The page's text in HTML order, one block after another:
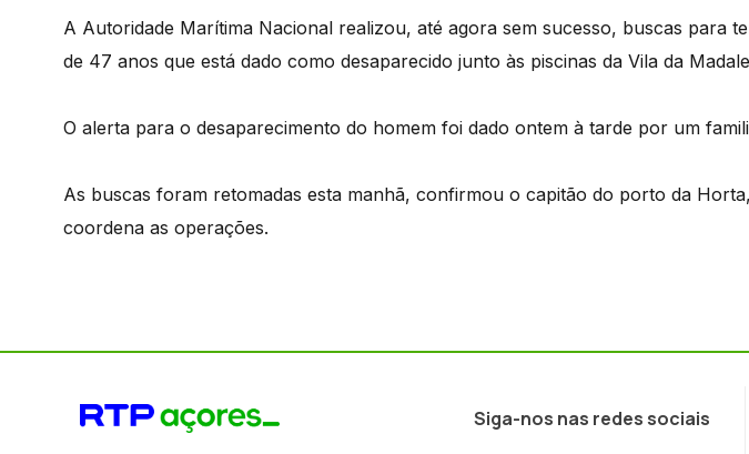
A Autoridade Marítima Nacional realizou, até agora sem sucesso, buscas para
de 47 anos que está dado como desaparecido junto às piscinas da Vila da
O alerta para o desaparecimento do homem foi dado ontem à tarde por um
As buscas foram retomadas esta manhã, confirmou o capitão do porto da
coordena as operações.
Siga-nos nas redes sociais